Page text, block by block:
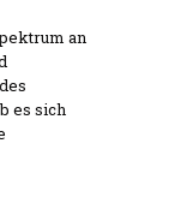
an
es sich